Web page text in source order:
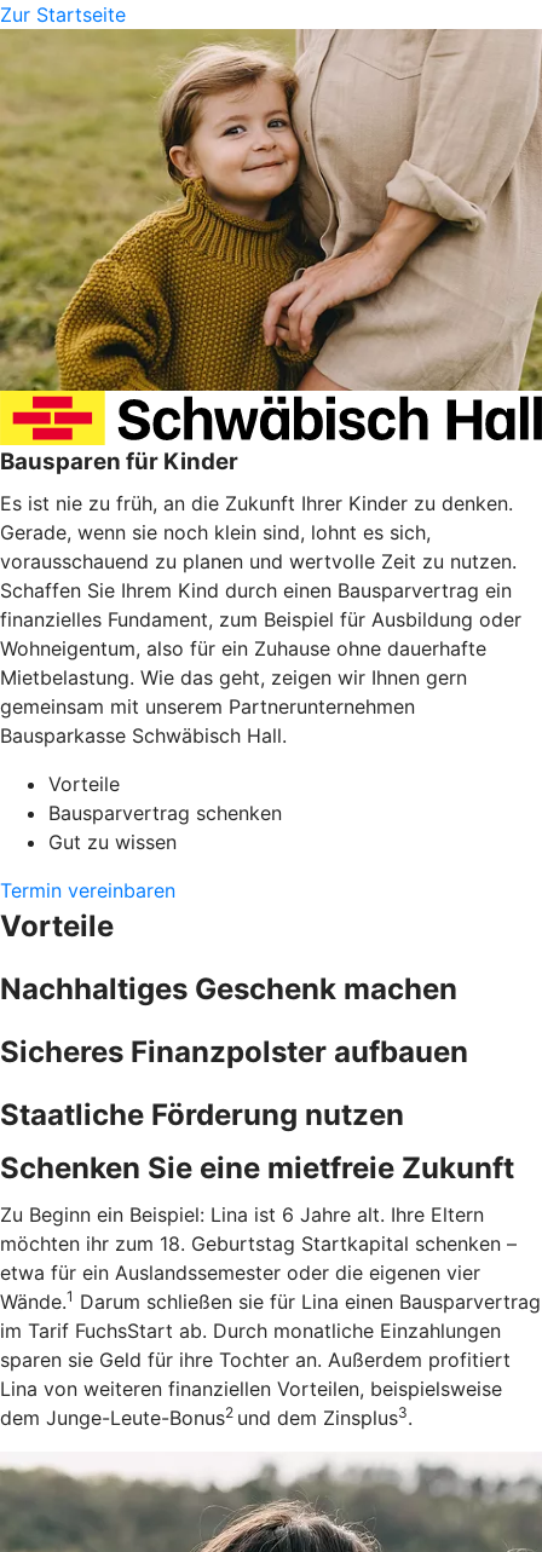
Zur Startseite
Bausparen für Kinder
Es ist nie zu früh, an die Zukunft Ihrer Kinder zu denken.
Gerade, wenn sie noch klein sind, lohnt es sich,
vorausschauend zu planen und wertvolle Zeit zu nutzen.
Schaffen Sie Ihrem Kind durch einen Bausparvertrag ein
finanzielles Fundament, zum Beispiel für Ausbildung oder
Wohneigentum, also für ein Zuhause ohne dauerhafte
Mietbelastung. Wie das geht, zeigen wir Ihnen gern
gemeinsam mit unserem Partnerunternehmen
Bausparkasse Schwäbisch Hall.
Vorteile
Bausparvertrag schenken
Gut zu wissen
Termin vereinbaren
Vorteile
Nachhaltiges Geschenk machen
Sicheres Finanzpolster aufbauen
Staatliche Förderung nutzen
Schenken Sie eine mietfreie Zukunft
Zu Beginn ein Beispiel: Lina ist 6 Jahre alt. Ihre Eltern
möchten ihr zum 18. Geburtstag Startkapital schenken –
etwa für ein Auslandssemester oder die eigenen vier
Wände.1 Darum schließen sie für Lina einen Bausparvertrag
im Tarif FuchsStart ab. Durch monatliche Einzahlungen
sparen sie Geld für ihre Tochter an. Außerdem profitiert
Lina von weiteren finanziellen Vorteilen, beispielsweise
dem Junge-Leute-Bonus2 und dem Zinsplus3.